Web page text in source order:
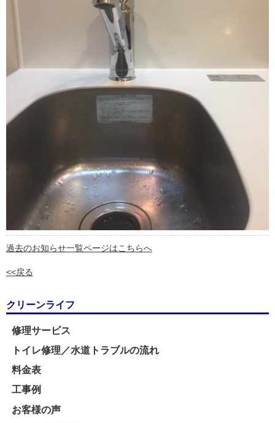
過去のお知らせ一覧ページはこちらへ
<<戻る
クリーンライフ
修理サービス
トイレ修理／水道トラブルの流れ
料金表
工事例
お客様の声